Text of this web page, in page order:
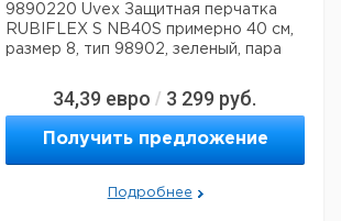
9890220 Uvex Защитная перчатка
RUBIFLEX S NB40S примерно 40 см,
размер 8, тип 98902, зеленый, пара
34,39 евро / 3 299 руб.
Получить предложение
Подробнее